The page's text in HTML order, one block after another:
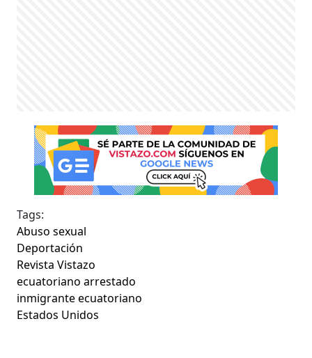
Tags:
Abuso sexual
Deportación
Revista Vistazo
ecuatoriano arrestado
inmigrante ecuatoriano
Estados Unidos